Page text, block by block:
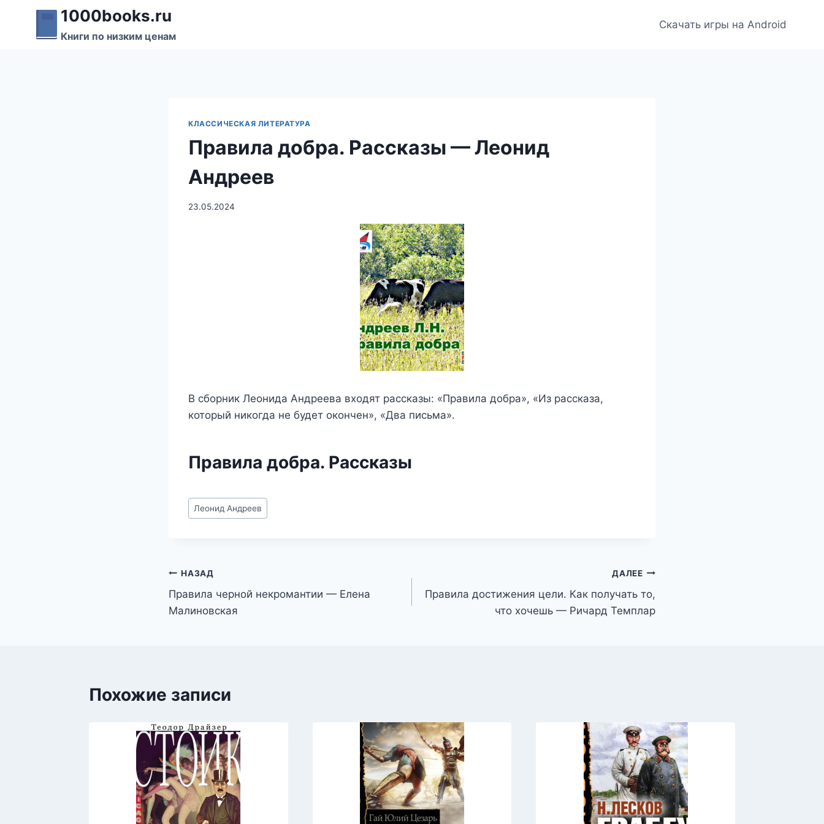
Перейти
содержимому
1000books.ru
Книги по низким ценам
Скачать игры на Android
КЛАССИЧЕСКАЯ ЛИТЕРАТУРА
Правила добра. Рассказы — Леонид
Андреев
23.05.2024
В сборник Леонида Андреева входят рассказы: «Правила добра», «Из рассказа,
который никогда не будет окончен», «Два письма».
Правила добра. Рассказы
Метки
записи:
Леонид Андреев
Навигация
по
НАЗАД
Правила черной некромантии — Елена
Малиновская
ДАЛЕЕ
Правила достижения цели. Как получать то,
что хочешь — Ричард Темплар
Похожие записи